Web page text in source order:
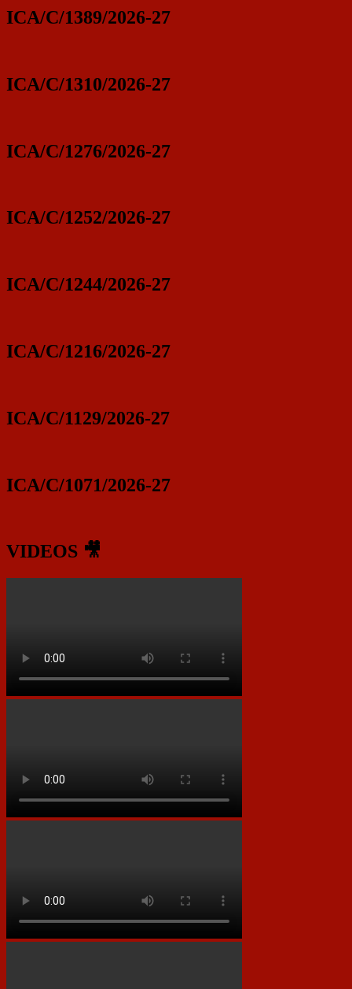
ICA/C/1389/2026-27
ICA/C/1310/2026-27
ICA/C/1276/2026-27
ICA/C/1252/2026-27
ICA/C/1244/2026-27
ICA/C/1216/2026-27
ICA/C/1129/2026-27
ICA/C/1071/2026-27
VIDEOS 🎥